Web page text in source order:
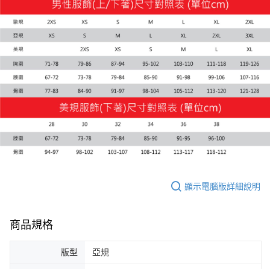
付款後7-11取貨
每筆NT$100，滿NT$1,800(含以上)免運費
宅配(離島恕不配送)
每筆NT$150，滿NT$1,800(含以上)免運費
宅配貨到付款(離島恕不配送)
顯示電腦版詳細說明
商品規格
版型 亞規